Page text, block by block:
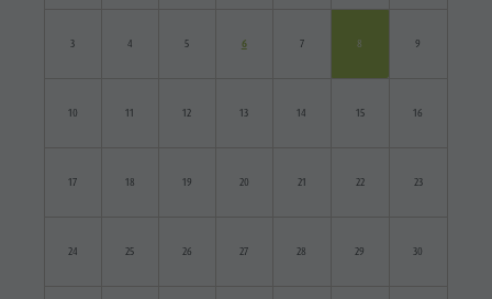
3 4 5 6 7 8 9
10 11 12 13 14 15 16
17 18 19 20 21 22 23
24 25 26 27 28 29 30